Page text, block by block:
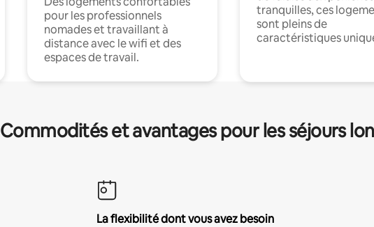
pour les professionnels
nomades et travaillant à
distance avec le wifi et des
espaces de travail.
tranquilles, ces
sont pleins de
caractéristiques
Commodités et avantages pour les séjours
La flexibilité dont vous avez besoin